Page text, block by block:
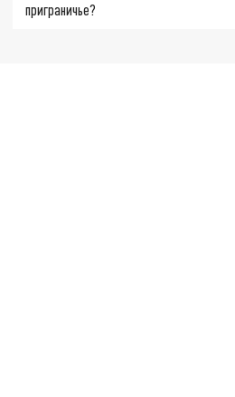
приграничье?